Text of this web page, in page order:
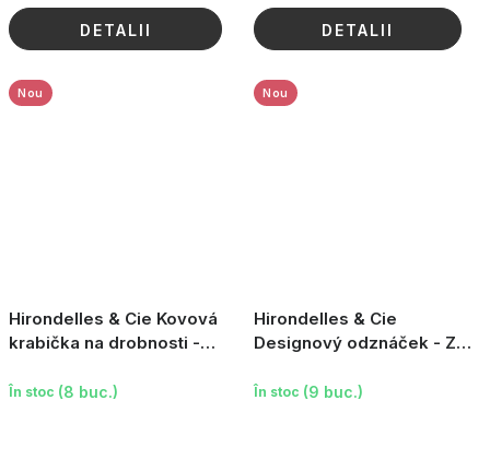
DETALII DETALII
Hirondelles & Cie Kovová
krabička na drobnosti -
Nou
În stoc (8 buc.)
Hirondelles & Cie
Designový odznáček - Z
Bernadette)
Nou
În stoc (9 buc.)